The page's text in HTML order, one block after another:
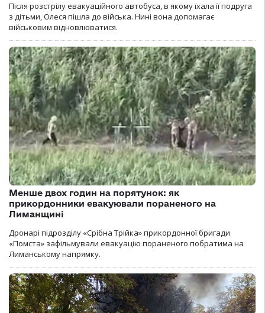
Після розстрілу евакуаційного автобуса, в якому їхала її подруга
з дітьми, Олеся пішла до війська. Нині вона допомагає
військовим відновлюватися.
Менше двох годин на порятунок: як
прикордонники евакуювали пораненого на
Лиманщині
Дронарі підрозділу «Срібна Трійка» прикордонної бригади
«Помста» зафільмували евакуацію пораненого побратима на
Лиманському напрямку.